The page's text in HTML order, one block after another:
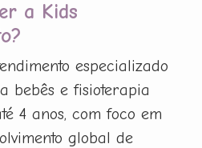
a Kids
especializado
bebês e fisioterapia
4 anos, com foco em
global de